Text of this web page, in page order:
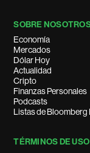
SOBRE
Economía
Mercados
Dólar Hoy
Actualidad
Cripto
Finanzas Personales
Podcasts
Listas de Bloomberg
TÉRMINOS DE USO